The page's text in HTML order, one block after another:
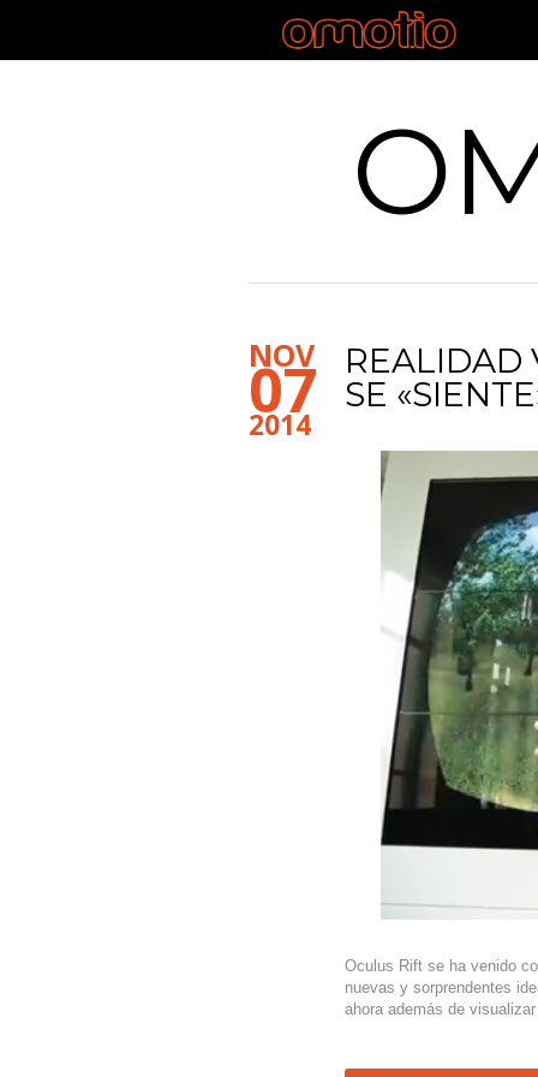
NOV
07
2014
REALIDAD
SE
Oculus Rift se ha venido
nuevas y sorprendentes
ahora además de